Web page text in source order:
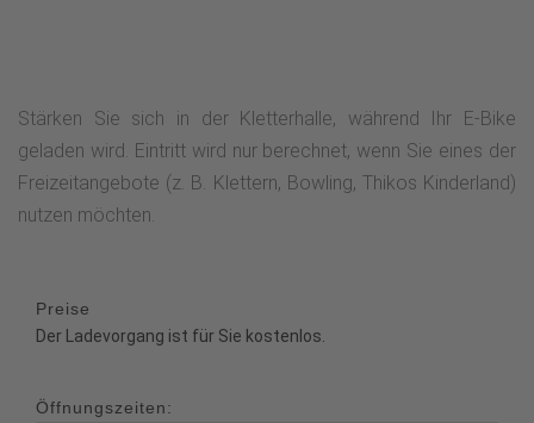
Stärken Sie sich in der Kletterhalle, während Ihr E-Bike
geladen wird. Eintritt wird nur berechnet, wenn Sie eines der
Freizeitangebote (z. B. Klettern, Bowling, Thikos Kinderland)
nutzen möchten.
Preise
Der Ladevorgang ist für Sie kostenlos.
Öffnungszeiten: